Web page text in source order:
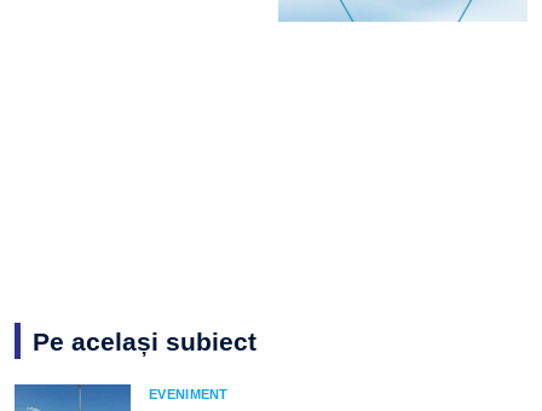
Pe același subiect
EVENIMENT